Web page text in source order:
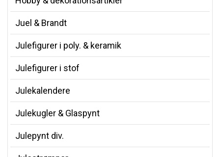
Juel & Brandt
Julefigurer i poly. & keramik
Julefigurer i stof
Julekalendere
Julekugler & Glaspynt
Julepynt div.